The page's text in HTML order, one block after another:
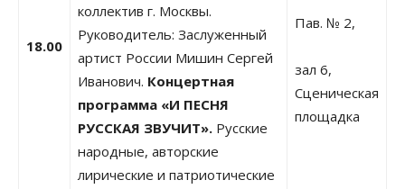
18.00
коллектив г. Москвы.
Руководитель: Заслуженный
артист России Мишин Сергей
Иванович. Концертная
программа «И ПЕСНЯ
РУССКАЯ ЗВУЧИТ». Русские
народные, авторские
лирические и патриотические
Пав. № 2,
зал 6,
Сценическая
площадка